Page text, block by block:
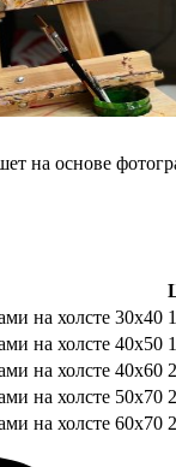
на основе
на холсте 30х40
на холсте 40х50
на холсте 40х60
на холсте 50х70
на холсте 60х70